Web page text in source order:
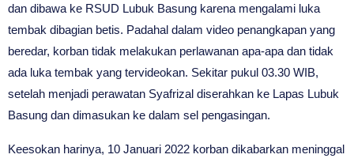
dan dibawa ke RSUD Lubuk Basung karena mengalami luka
tembak dibagian betis. Padahal dalam video penangkapan yang
beredar, korban tidak melakukan perlawanan apa-apa dan tidak
ada luka tembak yang tervideokan. Sekitar pukul 03.30 WIB,
setelah menjadi perawatan Syafrizal diserahkan ke Lapas Lubuk
Basung dan dimasukan ke dalam sel pengasingan.
Keesokan harinya, 10 Januari 2022 korban dikabarkan meninggal